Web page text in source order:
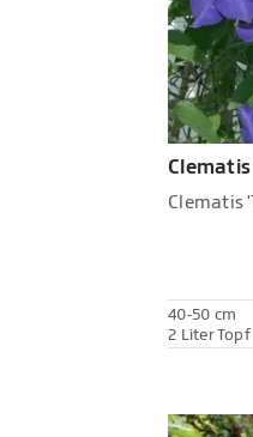
Clematis
40-50 cm
2 Liter Topf